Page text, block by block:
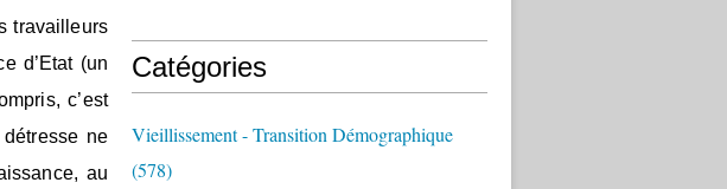
travailleurs
d’Etat (un
c’est
ne
au
Catégories
Vieillissement - Transition Démographique
(578)